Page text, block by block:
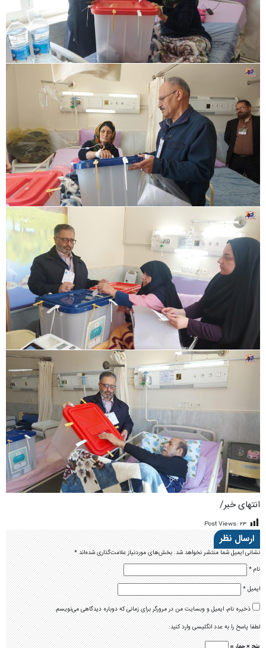
انتهای خبر/
Post Views: ۲۳
ارسال نظر
نشانی ایمیل شما منتشر نخواهد شد.بخش‌های موردنیاز علامت‌گذاری شده‌اند*
نام*
ایمیل*
ذخیره نام، ایمیل و وبسایت من در مرورگر برای زمانی که دوباره دیدگاهی می‌نویسم.
لطفا پاسخ را به عدد انگلیسی وارد کنید: